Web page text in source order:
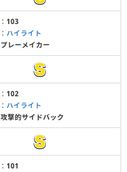
： 103
： ハイライト
プレーメイカー
： 102
： ハイライト
攻撃的サイドバック
： 101